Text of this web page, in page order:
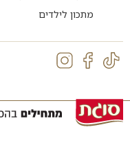
מתכון לילדים